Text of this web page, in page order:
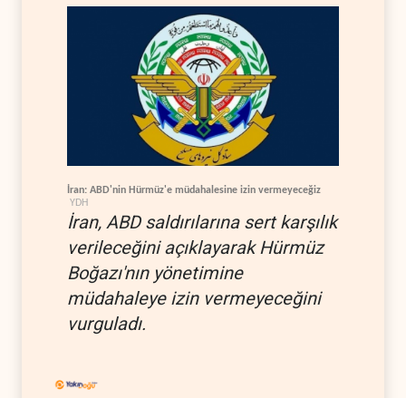
İran: ABD'nin Hürmüz'e müdahalesine izin vermeyeceğiz
YDH
İran, ABD saldırılarına sert karşılık
verileceğini açıklayarak Hürmüz
Boğazı'nın yönetimine
müdahaleye izin vermeyeceğini
vurguladı.